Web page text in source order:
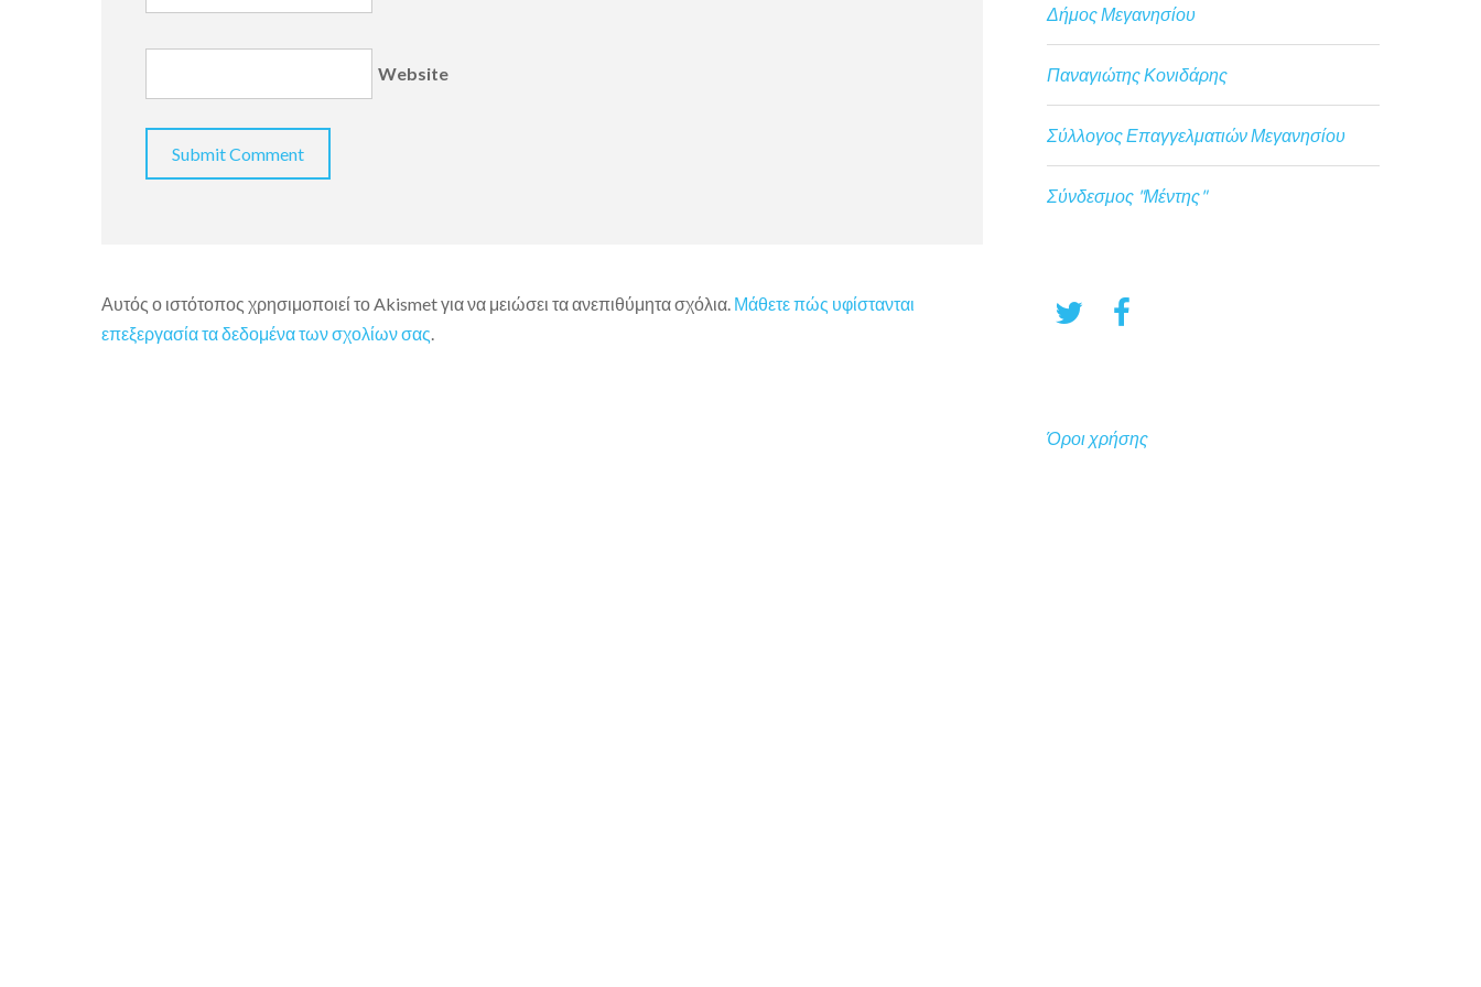
Website
Αυτός ο ιστότοπος χρησιμοποιεί το Akismet για να μειώσει τα ανεπιθύμητα σχόλια. Μάθετε πώς υφίστανται
επεξεργασία τα δεδομένα των σχολίων σας.
Δήμος Μεγανησίου
Παναγιώτης Κονιδάρης
Σύλλογος Επαγγελματιών Μεγανησίου
Σύνδεσμος "Μέντης"
Όροι χρήσης